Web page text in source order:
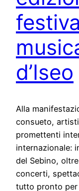
d’Iseo
Alla
consueto,
promettenti
internazionale:
del Sebino,
concerti,
tutto pronto per